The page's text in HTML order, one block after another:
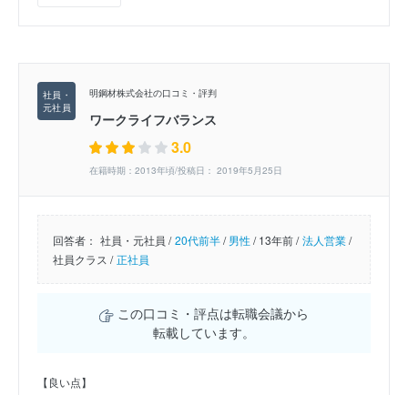
明鋼材株式会社の口コミ・評判
ワークライフバランス
3.0
在籍時期：2013年頃/投稿日： 2019年5月25日
回答者： 社員・元社員 / 20代前半/男性/13年前 / 法人営業/
社員クラス / 正社員
この口コミ・評点は転職会議から
転載しています。
【良い点】